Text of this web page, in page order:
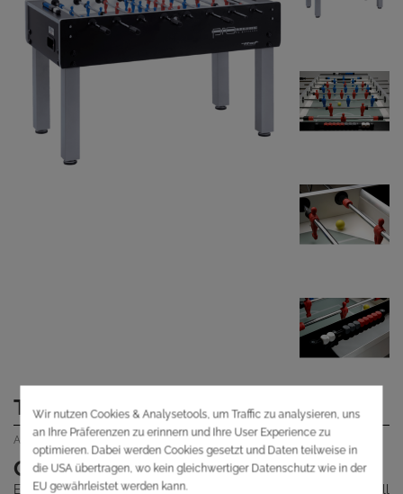
Tischfußball PRO Champion ITSF
Art Nr.: NIE60014
Garlando PRO Champion ITSF
Erleben Sie das ultimative Tischfußball